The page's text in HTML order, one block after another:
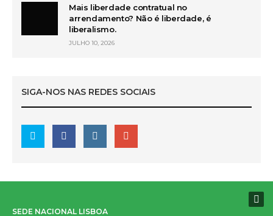
Mais liberdade contratual no
arrendamento? Não é liberdade, é
liberalismo.
JULHO 10, 2026
SIGA-NOS NAS REDES SOCIAIS
SEDE NACIONAL LISBOA